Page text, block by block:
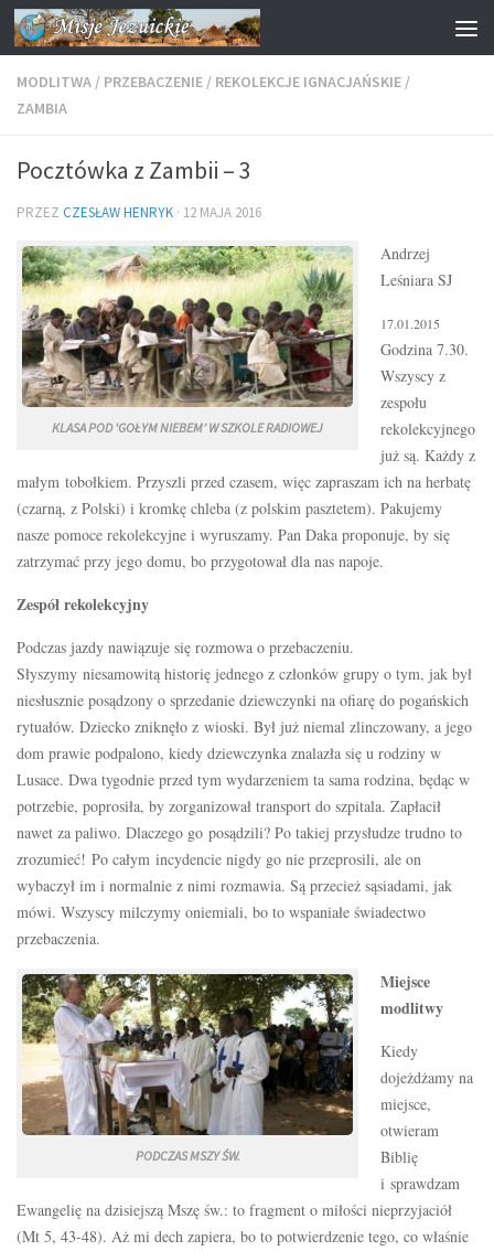
Przejdź do treści
MODLITWA / PRZEBACZENIE / REKOLEKCJE IGNACJAŃSKIE /
ZAMBIA
Pocztówka z Zambii – 3
PRZEZ CZESŁAW HENRYK · 12 MAJA 2016
KLASA POD 'GOŁYM NIEBEM’ W SZKOLE RADIOWEJ
Andrzej
Leśniara SJ
17.01.2015
Godzina 7.30.
Wszyscy z
zespołu
rekolekcyjnego
już są. Każdy z
małym tobołkiem. Przyszli przed czasem, więc zapraszam ich na herbatę
(czarną, z Polski) i kromkę chleba (z polskim pasztetem). Pakujemy
nasze pomoce rekolekcyjne i wyruszamy. Pan Daka proponuje, by się
zatrzymać przy jego domu, bo przygotował dla nas napoje.
Zespół rekolekcyjny
Podczas jazdy nawiązuje się rozmowa o przebaczeniu.
Słyszymy niesamowitą historię jednego z członków grupy o tym, jak był
niesłusznie posądzony o sprzedanie dziewczynki na ofiarę do pogańskich
rytuałów. Dziecko zniknęło z wioski. Był już niemal zlinczowany, a jego
dom prawie podpalono, kiedy dziewczynka znalazła się u rodziny w
Lusace. Dwa tygodnie przed tym wydarzeniem ta sama rodzina, będąc w
potrzebie, poprosiła, by zorganizował transport do szpitala. Zapłacił
nawet za paliwo. Dlaczego go posądzili? Po takiej przysłudze trudno to
zrozumieć! Po całym incydencie nigdy go nie przeprosili, ale on
wybaczył im i normalnie z nimi rozmawia. Są przecież sąsiadami, jak
mówi. Wszyscy milczymy oniemiali, bo to wspaniałe świadectwo
przebaczenia.
PODCZAS MSZY ŚW.
Miejsce
modlitwy
Kiedy
dojeżdżamy na
miejsce,
otwieram
Biblię
i sprawdzam
Ewangelię na dzisiejszą Mszę św.: to fragment o miłości nieprzyjaciół
(Mt 5, 43-48). Aż mi dech zapiera, bo to potwierdzenie tego, co właśnie